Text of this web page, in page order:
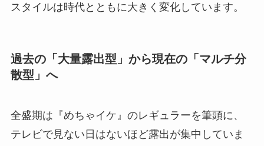
スタイルは時代とともに大きく変化しています。
過去の「大量露出型」から現在の「マルチ分
散型」へ
全盛期は『めちゃイケ』のレギュラーを筆頭に、
テレビで見ない日はないほど露出が集中していま